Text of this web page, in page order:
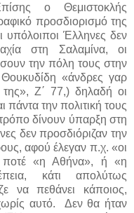
ο Θεμιστοκλής
προσδιορισμό της
Έλληνες δεν
στη Σαλαμίνα, οι
την πόλη τους στην
«άνδρες γαρ
Ζ΄ 77,) δηλαδή οι
πάντα την πολιτική τους
δίνουν ύπαρξη στη
δεν προσδιόριζαν την
αφού έλεγαν π.χ. «οι
ποτέ «η Αθήνα», ή «η
κάτι απολύτως
να πεθάνει κάποιος,
αυτό. Δεν θα ήταν